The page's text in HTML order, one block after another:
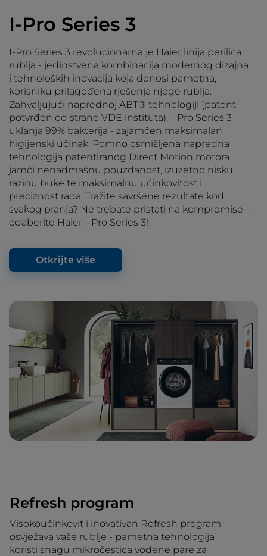
I-Pro Series 3
I-Pro Series 3 revolucionarna je Haier linija perilica
rublja - jedinstvena kombinacija modernog dizajna
i tehnoloških inovacija koja donosi pametna,
korisniku prilagođena rješenja njege rublja.
Zahvaljujući naprednoj ABT® tehnologiji (patent
potvrđen od strane VDE instituta), I-Pro Series 3
uklanja 99% bakterija - zajamčen maksimalan
higijenski učinak. Pomno osmišljena napredna
tehnologija patentiranog Direct Motion motora
jamči nenadmašnu pouzdanost, izuzetno nisku
razinu buke te maksimalnu učinkovitost i
preciznost rada. Tražite savršene rezultate kod
svakog pranja? Ne trebate pristati na kompromise -
odaberite Haier I-Pro Series 3!
Otkrijte više
Refresh program
Visokoučinkovit i inovativan Refresh program
osvježava vaše rublje - pametna tehnologija
koristi snagu mikročestica vodene pare za